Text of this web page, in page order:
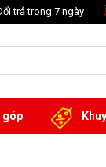
trả trong 7 ngày
góp